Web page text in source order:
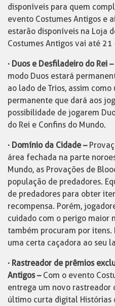
disponíveis para quem
evento Costumes Antigos e
estarão disponíveis na Loja
Costumes Antigos vai até 21
· Duos e Desfiladeiro do Rei –
modo Duos estará
ao lado de Trios, assim
permanente que dará aos
possibilidade de jogarem
do Rei e Confins do Mundo.
· Domínio da Cidade –
área fechada na parte
Mundo, as Provações de
população de predadores.
de predadores para obter
recompensa. Porém,
cuidado com o perigo maior
também procuram por itens.
uma certa caçadora ao seu
· Rastreador de prêmios
Antigos –Com o evento
entrega um novo rastreador
último curta digital Histórias